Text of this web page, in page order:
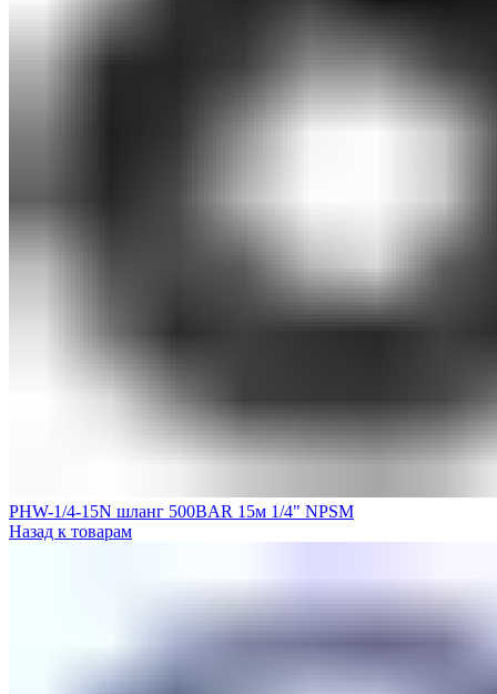
PHW-1/4-15N шланг 500BAR 15м 1/4" NPSM
Назад к товарам